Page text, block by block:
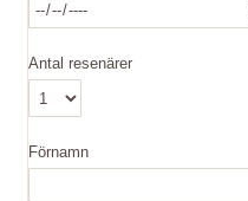
Antal resenärer
Förnamn